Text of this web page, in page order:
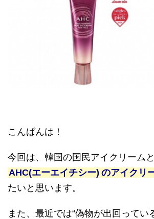
こんばんは！
今回は、韓国の国民アイクリーム
AHC(エーエイチシー) のアイクリ
たいと思います。
また、最近では“偽物が出回ってい